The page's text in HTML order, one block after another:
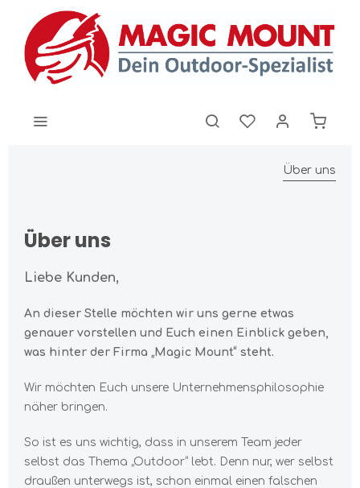
Über uns
Über uns
Liebe Kunden,
An dieser Stelle möchten wir uns gerne etwas
genauer vorstellen und Euch einen Einblick geben,
was hinter der Firma „Magic Mount“ steht.
Wir möchten Euch unsere Unternehmensphilosophie
näher bringen.
So ist es uns wichtig, dass in unserem Team jeder
selbst das Thema „Outdoor“ lebt. Denn nur, wer selbst
draußen unterwegs ist, schon einmal einen falschen